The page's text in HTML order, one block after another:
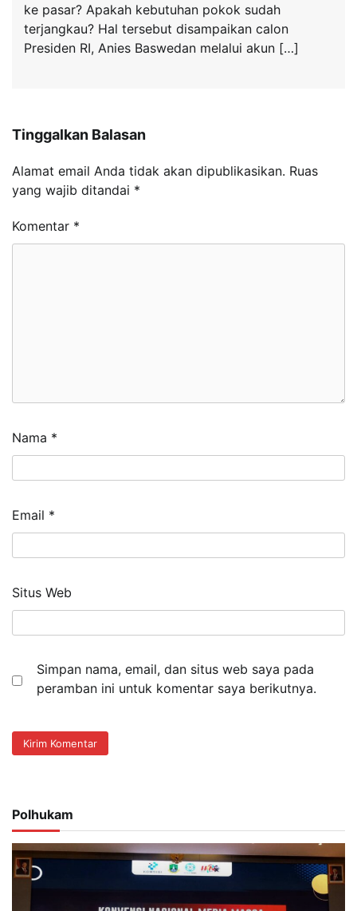
ke pasar? Apakah kebutuhan pokok sudah
terjangkau? Hal tersebut disampaikan calon
Presiden RI, Anies Baswedan melalui akun […]
Tinggalkan Balasan
Alamat email Anda tidak akan dipublikasikan. Ruas
yang wajib ditandai *
Komentar *
Nama *
Email *
Situs Web
Simpan nama, email, dan situs web saya pada
peramban ini untuk komentar saya berikutnya.
Polhukam